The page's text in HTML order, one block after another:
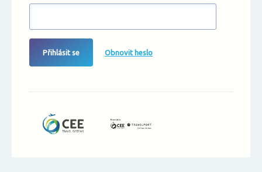
Přihlásit se Obnovit heslo